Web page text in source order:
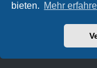
bieten. Mehr